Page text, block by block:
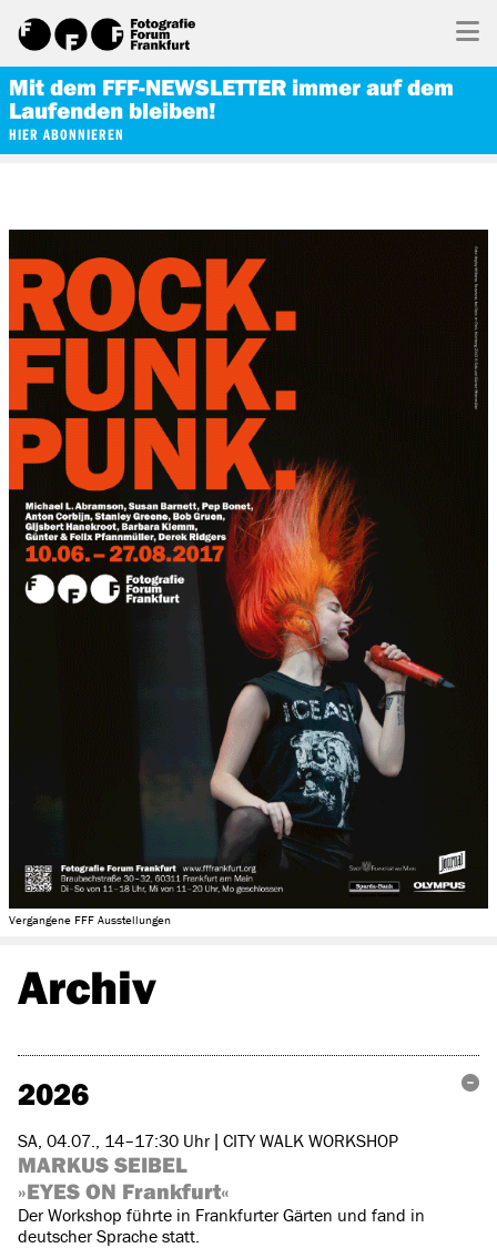
Mit dem FFF-NEWSLETTER immer auf dem
Laufenden bleiben!
HIER ABONNIEREN
Vergangene FFF Ausstellungen
Archiv
2026
SA, 04.07., 14–17:30 Uhr | CITY WALK WORKSHOP
MARKUS SEIBEL
»EYES ON Frankfurt«
Der Workshop führte in Frankfurter Gärten und fand in
deutscher Sprache statt.